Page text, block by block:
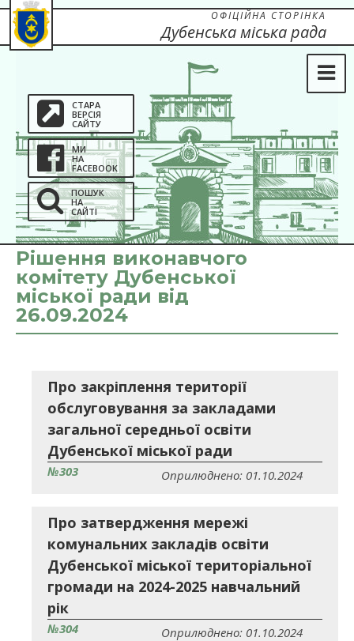
СТАРА
ВЕРСІЯ
САЙТУ
МИ
НА
FACEBOOK
ПОШУК
НА
САЙТІ
ОФІЦІЙНА СТОРІНКА
Дубенська міська рада
Рішення виконавчого
комітету Дубенської
міської ради від
26.09.2024
Про закріплення території
обслуговування за закладами
загальної середньої освіти
Дубенської міської ради
№303 Оприлюднено: 01.10.2024
Про затвердження мережі
комунальних закладів освіти
Дубенської міської територіальної
громади на 2024-2025 навчальний
рік
№304 Оприлюднено: 01.10.2024